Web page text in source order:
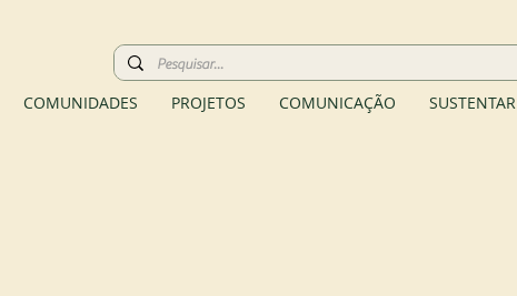
COMUNIDADES PROJETOS COMUNICAÇÃO SUSTENTAR